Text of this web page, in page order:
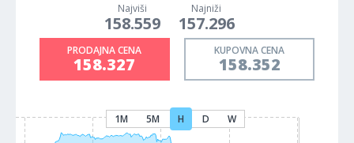
Najviši
158.559
Najniži
157.296
PRODAJNA CENA
158.327
KUPOVNA CENA
158.352
1M 5M H D W